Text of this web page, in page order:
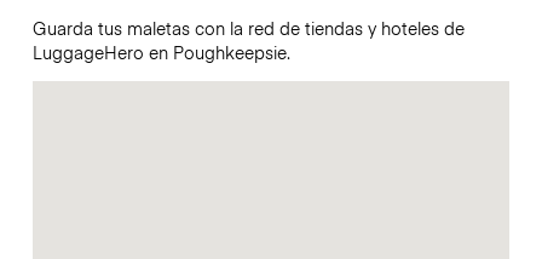
Guarda tus maletas con la red de tiendas y hoteles de
LuggageHero en Poughkeepsie.